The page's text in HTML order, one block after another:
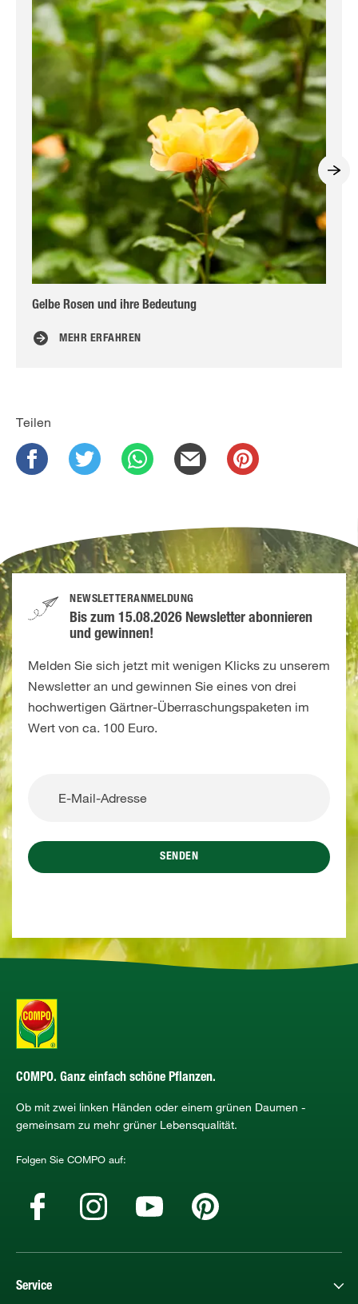
Gelbe Rosen und ihre Bedeutung
MEHR ERFAHREN
Teilen
NEWSLETTERANMELDUNG
Bis zum 15.08.2026 Newsletter abonnieren
und gewinnen!
Melden Sie sich jetzt mit wenigen Klicks zu unserem
Newsletter an und gewinnen Sie eines von drei
hochwertigen Gärtner-Überraschungspaketen im
Wert von ca. 100 Euro.
SENDEN
COMPO. Ganz einfach schöne Pflanzen.
Ob mit zwei linken Händen oder einem grünen Daumen -
gemeinsam zu mehr grüner Lebensqualität.
Folgen Sie COMPO auf:
Service